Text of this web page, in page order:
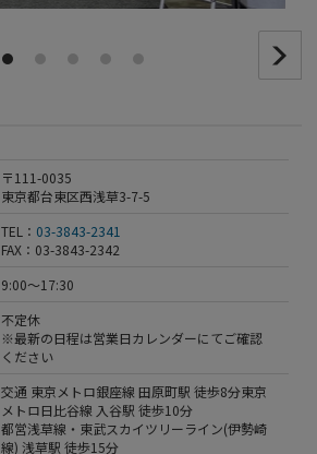
〒111-0035
東京都台東区西浅草3-7-5
TEL： 03-3843-2341
FAX：03-3843-2342
9:00～17:30
不定休
※最新の日程は営業日カレンダーにてご確認
ください
交通 東京メトロ銀座線 田原町駅 徒歩8分東京
メトロ日比谷線 入谷駅 徒歩10分
都営浅草線・東武スカイツリーライン(伊勢崎
線) 浅草駅 徒歩15分